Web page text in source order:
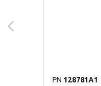
PN 128781A1